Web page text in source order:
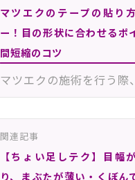
マツエクのテープの貼り
ー！目の形状に合わせるポ
間短縮のコツ
関連記事
【ちょい足しテク】目幅
り、まぶたが薄い・くぼん